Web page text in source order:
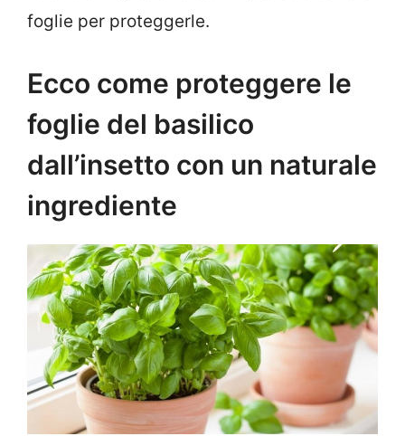
foglie per proteggerle.
Ecco come proteggere le
foglie del basilico
dall’insetto con un naturale
ingrediente